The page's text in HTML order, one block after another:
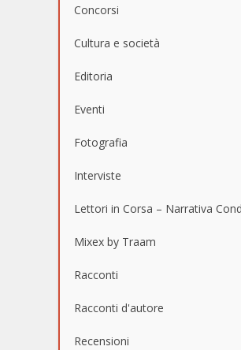
Concorsi
Cultura e società
Editoria
Eventi
Fotografia
Interviste
Lettori in Corsa – Narrativa
Mixex by Traam
Racconti
Racconti d'autore
Recensioni